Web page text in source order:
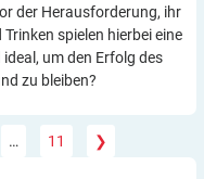
der Herausforderung, ihr
spielen hierbei eine
um den Erfolg des
zu bleiben?
… 11 ❯